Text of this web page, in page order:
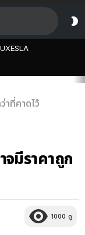
ที่คาดไว้
จมีราคาถูก
1000 ดู